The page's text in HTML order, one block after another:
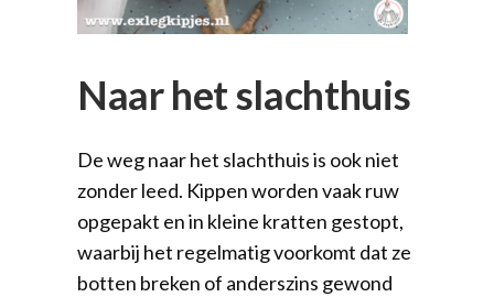
Naar het slachthuis
De weg naar het slachthuis is ook niet
zonder leed. Kippen worden vaak ruw
opgepakt en in kleine kratten gestopt,
waarbij het regelmatig voorkomt dat ze
botten breken of anderszins gewond